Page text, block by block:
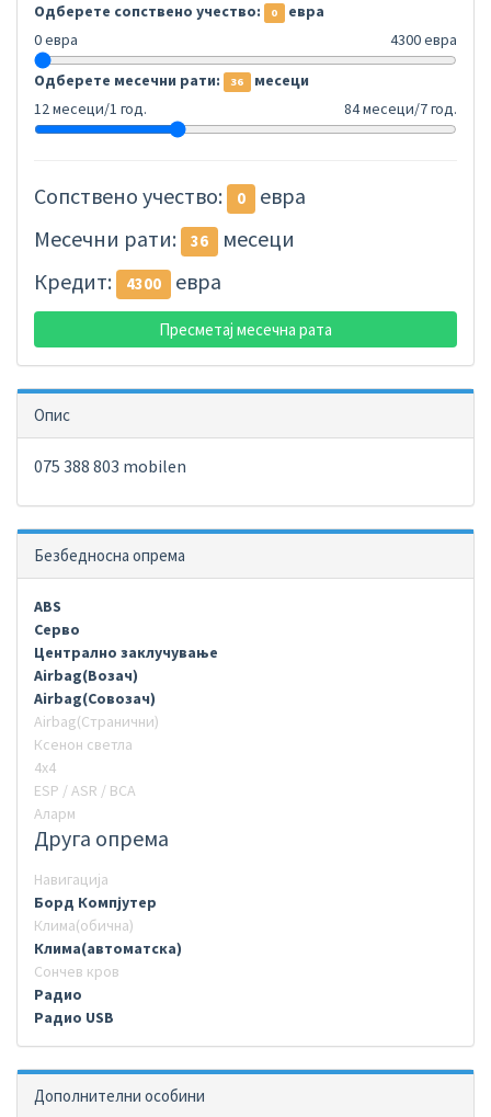
Одберете сопствено учество: 0 евра
0 евра
4300 евра
Одберете месечни рати: 36 месеци
12 месеци/1 год.
84 месеци/7 год.
Сопствено учество: 0
евра
Месечни рати:
36
месеци
Кредит:
4300 евра
Пресметај месечна рата
Опис
075 388 803 mobilen
Безбедносна опрема
ABS
Серво
Централно заклучување
Airbag(Возач)
Airbag(Совозач)
Airbag(Странични)
Ксенон светла
4х4
ESP / ASR / BCA
Аларм
Друга опрема
Навигација
Борд Компјутер
Клима(обична)
Клима(автоматска)
Сончев кров
Радио
Радио USB
Дополнителни особини